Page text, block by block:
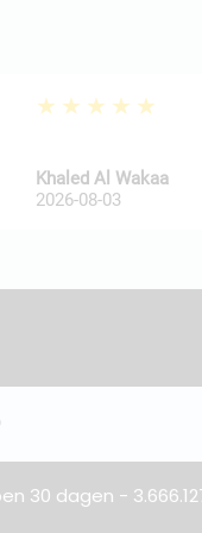
★★★★★
Khaled Al Wakaa
2026-08-03
30 dagen -